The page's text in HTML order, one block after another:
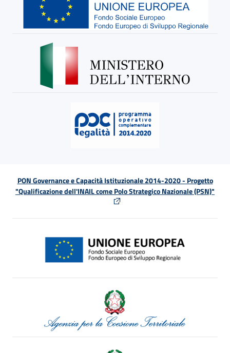
PON Governance e Capacità Istituzionale 2014-2020 - Progetto
"Qualificazione dell'INAIL come Polo Strategico Nazionale (PSN)"